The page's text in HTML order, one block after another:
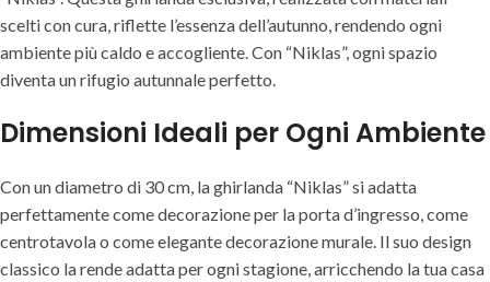
scelti con cura, riflette l’essenza dell’autunno, rendendo ogni
ambiente più caldo e accogliente. Con “Niklas”, ogni spazio
diventa un rifugio autunnale perfetto.
Dimensioni Ideali per Ogni Ambiente
Con un diametro di 30 cm, la ghirlanda “Niklas” si adatta
perfettamente come decorazione per la porta d’ingresso, come
centrotavola o come elegante decorazione murale. Il suo design
classico la rende adatta per ogni stagione, arricchendo la tua casa